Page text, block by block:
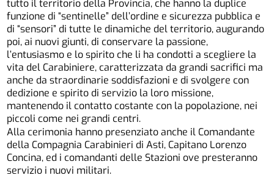
tutto il territorio della Provincia, che hanno la duplice
funzione di “sentinelle” dell’ordine e sicurezza pubblica e
di “sensori” di tutte le dinamiche del territorio, augurando
poi, ai nuovi giunti, di conservare la passione,
l’entusiasmo e lo spirito che li ha condotti a scegliere la
vita del Carabiniere, caratterizzata da grandi sacrifici ma
anche da straordinarie soddisfazioni e di svolgere con
dedizione e spirito di servizio la loro missione,
mantenendo il contatto costante con la popolazione, nei
piccoli come nei grandi centri.
Alla cerimonia hanno presenziato anche il Comandante
della Compagnia Carabinieri di Asti, Capitano Lorenzo
Concina, ed i comandanti delle Stazioni ove presteranno
servizio i nuovi militari.